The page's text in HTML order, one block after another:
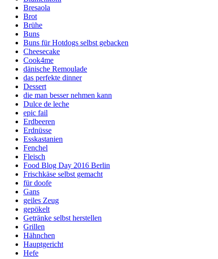
Bresaola
Brot
Brühe
Buns
Buns für Hotdogs selbst gebacken
Cheesecake
Cook4me
dänische Remoulade
das perfekte dinner
Dessert
die man besser nehmen kann
Dulce de leche
epic fail
Erdbeeren
Erdnüsse
Esskastanien
Fenchel
Fleisch
Food Blog Day 2016 Berlin
Frischkäse selbst gemacht
für doofe
Gans
geiles Zeug
gepökelt
Getränke selbst herstellen
Grillen
Hähnchen
Hauptgericht
Hefe